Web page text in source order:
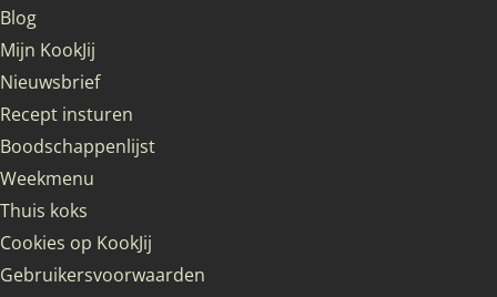
Blog
Mijn KookJij
Nieuwsbrief
Recept insturen
Boodschappenlijst
Weekmenu
Thuis koks
Cookies op KookJij
Gebruikersvoorwaarden